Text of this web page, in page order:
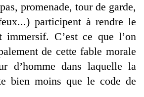
promenade, tour de garde,
participent à rendre le
immersif. C’est ce que l’on
de cette fable morale
d’homme dans laquelle la
bien moins que le code de